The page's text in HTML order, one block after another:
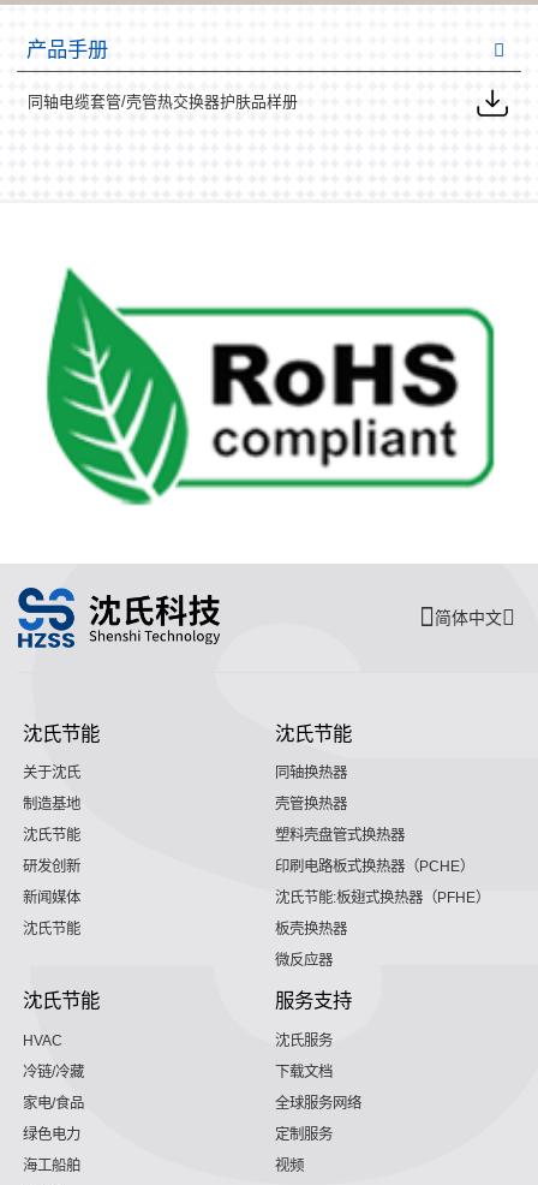
产品手册
同轴电缆套管/壳管热交换器护肤品样册
简体中文
沈氏节能
关于沈氏
制造基地
沈氏节能
研发创新
新闻媒体
沈氏节能
沈氏节能
同轴换热器
壳管换热器
塑料壳盘管式换热器
印刷电路板式换热器（PCHE）
沈氏节能:板翅式换热器（PFHE）
板壳换热器
微反应器
沈氏节能
HVAC
冷链/冷藏
家电/食品
绿色电力
海工船舶
服务支持
沈氏服务
下载文档
全球服务网络
定制服务
视频